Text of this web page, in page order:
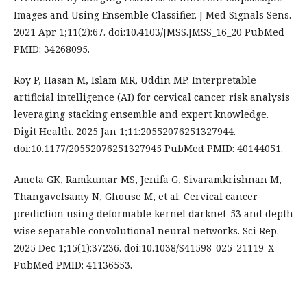
Images and Using Ensemble Classifier. J Med Signals Sens.
2021 Apr 1;11(2):67. doi:10.4103/JMSS.JMSS_16_20 PubMed
PMID: 34268095.
Roy P, Hasan M, Islam MR, Uddin MP. Interpretable
artificial intelligence (AI) for cervical cancer risk analysis
leveraging stacking ensemble and expert knowledge.
Digit Health. 2025 Jan 1;11:20552076251327944.
doi:10.1177/20552076251327945 PubMed PMID: 40144051.
Ameta GK, Ramkumar MS, Jenifa G, Sivaramkrishnan M,
Thangavelsamy N, Ghouse M, et al. Cervical cancer
prediction using deformable kernel darknet-53 and depth
wise separable convolutional neural networks. Sci Rep.
2025 Dec 1;15(1):37236. doi:10.1038/S41598-025-21119-X
PubMed PMID: 41136553.